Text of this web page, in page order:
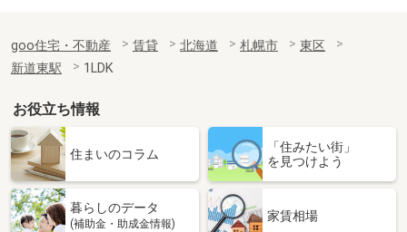
goo住宅・不動産 賃貸 北海道 札幌市
東区
新道東駅
1LDK
お役立ち情報
住まいのコラム
「住みたい街」
を見つけよう
暮らしのデータ
(補助金・助成金情報)
家賃相場